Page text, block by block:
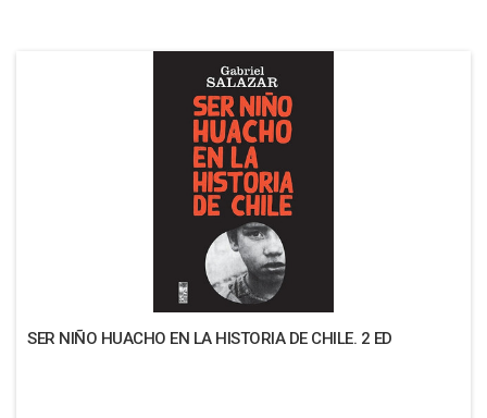
SER NIÑO HUACHO EN LA HISTORIA DE CHILE. 2 ED